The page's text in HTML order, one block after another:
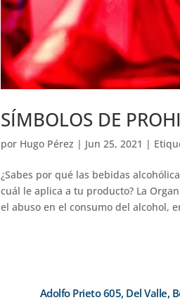
SÍMBOLOS DE
por Hugo Pérez | Jun 25, 2021 |
¿Sabes por qué las bebidas
cuál le aplica a tu producto? La
el abuso en el consumo del alcohol,
Adolfo Prieto 605, Del Valle,